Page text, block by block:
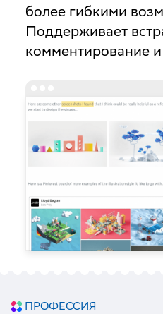
более гибкими
Поддерживает
комментирование и
ПРОФЕССИЯ